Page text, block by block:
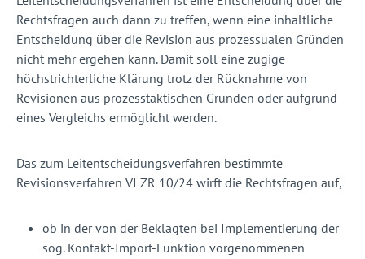
Rechtsfragen auch dann zu treffen, wenn eine inhaltliche
Entscheidung über die Revision aus prozessualen Gründen
nicht mehr ergehen kann. Damit soll eine zügige
höchstrichterliche Klärung trotz der Rücknahme von
Revisionen aus prozesstaktischen Gründen oder aufgrund
eines Vergleichs ermöglicht werden.
Das zum Leitentscheidungsverfahren bestimmte
Revisionsverfahren VI ZR 10/24 wirft die Rechtsfragen auf,
ob in der von der Beklagten bei Implementierung der
sog. Kontakt-Import-Funktion vorgenommenen